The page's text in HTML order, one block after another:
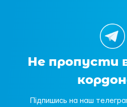
Не пропусти
Підпишись на наш